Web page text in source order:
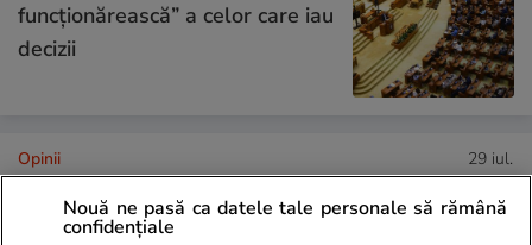
funcționărească” a celor care iau
decizii
Opinii 29 iul.
Guru C. Georgescu, patima
Nouă ne pasă ca datele tale personale să rămână
confidențiale